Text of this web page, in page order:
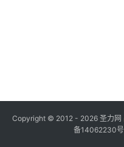
Copyright © 2012 - 2026 圣力网
备14062230号